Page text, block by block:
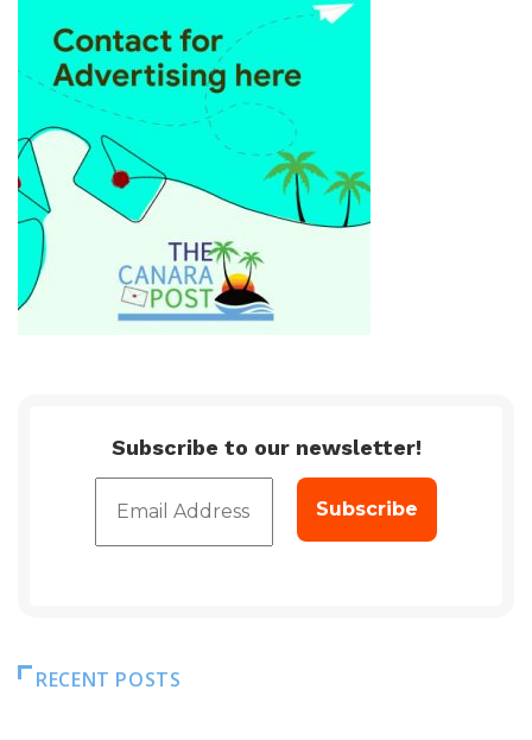
Subscribe to our newsletter!
RECENT POSTS